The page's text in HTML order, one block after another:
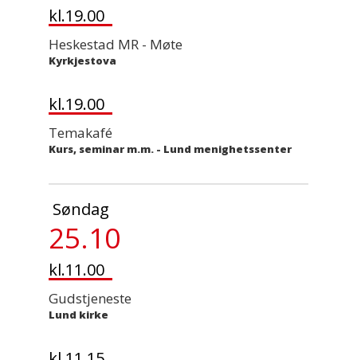
kl.19.00
Heskestad MR - Møte
Kyrkjestova
kl.19.00
Temakafé
Kurs, seminar m.m. - Lund menighetssenter
Søndag
25.10
kl.11.00
Gudstjeneste
Lund kirke